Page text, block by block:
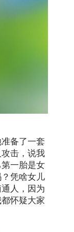
备了一套
击，说我
一胎是女
凭啥女儿
人，因为
怀疑大家